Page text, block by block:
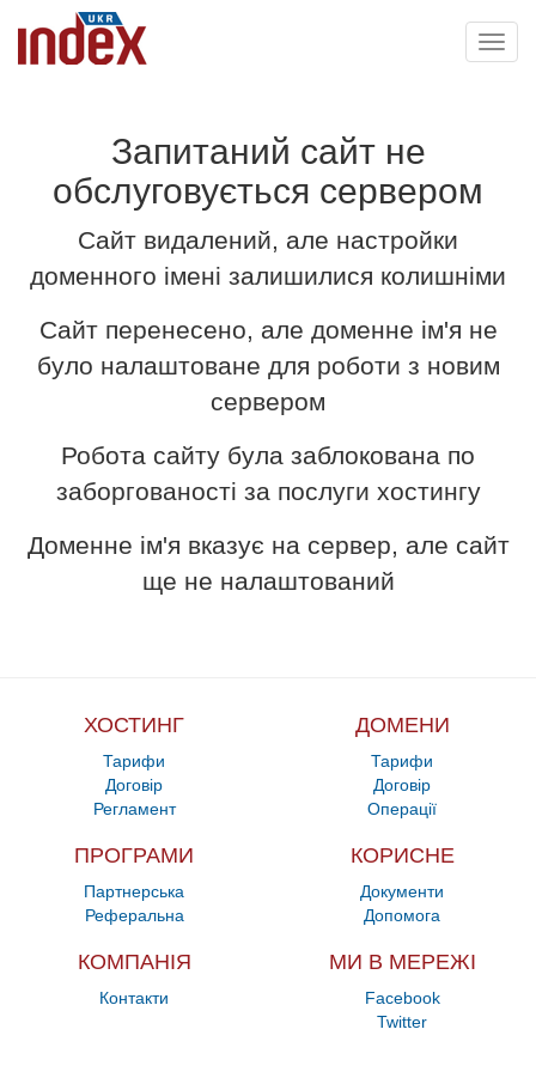
Запитаний сайт не
обслуговується сервером
Сайт видалений, але настройки
доменного імені залишилися колишніми
Сайт перенесено, але доменне ім'я не
було налаштоване для роботи з новим
сервером
Робота сайту була заблокована по
заборгованості за послуги хостингу
Доменне ім'я вказує на сервер, але сайт
ще не налаштований
ХОСТИНГ
Тарифи
Договір
Регламент
ДОМЕНИ
Тарифи
Договір
Операції
ПРОГРАМИ
Партнерська
Реферальна
КОРИСНЕ
Документи
Допомога
КОМПАНІЯ
Контакти
МИ В МЕРЕЖІ
Facebook
Twitter